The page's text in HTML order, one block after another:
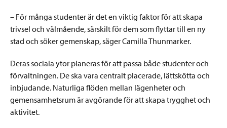
– För många studenter är det en viktig faktor för att skapa
trivsel och välmående, särskilt för dem som flyttar till en ny
stad och söker gemenskap, säger Camilla Thunmarker.
Deras sociala ytor planeras för att passa både studenter och
förvaltningen. De ska vara centralt placerade, lättskötta och
inbjudande. Naturliga flöden mellan lägenheter och
gemensamhetsrum är avgörande för att skapa trygghet och
aktivitet.